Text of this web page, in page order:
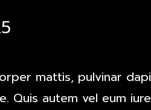
mattis, pulvinar
Quis autem vel eum iure